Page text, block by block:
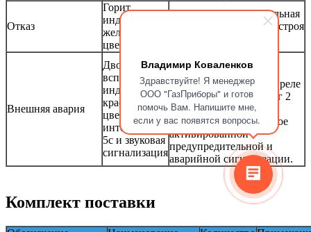
Владимир Коваленков
Здравствуйте! Я менеджер
ООО "ГазПриборы" и готов
помочь Вам. Напишите мне,
если у вас появятся вопросы.
Отказ
Горит
индикатор
желтого
цвета
Неисправна измерительная
система или вышел из строя
Внешняя авария
Двойная
вспышка
индикатора
красного
цвета с
интервалом
5с и звуковая
сигнализация
Возникает при
поступлении сигнала
"АВАРИЯ". Контакты реле
"Порог 1 CO" и "Порог 2
CO" переключаются в
положение, аналогичное
активированной
предупредительной и
аварийной сигнализации.
Комплект поставки